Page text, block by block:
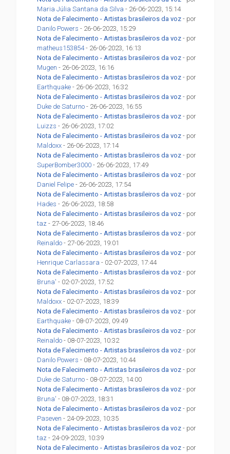
Maria Júlia Santana da Silva - 26-06-2023, 15:14
Nota de Falecimento - Artistas brasileiros da voz - por
Danilo Powers - 26-06-2023, 15:29
Nota de Falecimento - Artistas brasileiros da voz - por
matheus153854- 26-06-2023, 16:13
Nota de Falecimento - Artistas brasileiros da voz - por
Mugen - 26-06-2023, 16:16
Nota de Falecimento - Artistas brasileiros da voz - por
Earthquake - 26-06-2023, 16:32
Nota de Falecimento - Artistas brasileiros da voz - por
Duke de Saturno - 26-06-2023, 16:55
Nota de Falecimento - Artistas brasileiros da voz - por
Luizzs - 26-06-2023, 17:02
Nota de Falecimento - Artistas brasileiros da voz - por
Maldoxx - 26-06-2023, 17:14
Nota de Falecimento - Artistas brasileiros da voz - por
SuperBomber3000 - 26-06-2023, 17:49
Nota de Falecimento - Artistas brasileiros da voz - por
Daniel Felipe - 26-06-2023, 17:54
Nota de Falecimento - Artistas brasileiros da voz - por
Hades - 26-06-2023, 18:58
Nota de Falecimento - Artistas brasileiros da voz - por
taz - 27-06-2023, 18:46
Nota de Falecimento - Artistas brasileiros da voz - por
Reinaldo - 27-06-2023, 19:01
Nota de Falecimento - Artistas brasileiros da voz - por
Henrique Carlassara - 02-07-2023, 17:44
Nota de Falecimento - Artistas brasileiros da voz - por
Bruna' - 02-07-2023, 17:52
Nota de Falecimento - Artistas brasileiros da voz - por
Maldoxx - 02-07-2023, 18:39
Nota de Falecimento - Artistas brasileiros da voz - por
Earthquake - 08-07-2023, 09:49
Nota de Falecimento - Artistas brasileiros da voz - por
Reinaldo - 08-07-2023, 10:32
Nota de Falecimento - Artistas brasileiros da voz - por
Danilo Powers - 08-07-2023, 10:44
Nota de Falecimento - Artistas brasileiros da voz - por
Duke de Saturno - 08-07-2023, 14:00
Nota de Falecimento - Artistas brasileiros da voz - por
Bruna' - 08-07-2023, 18:31
Nota de Falecimento - Artistas brasileiros da voz - por
Paseven - 24-09-2023, 10:35
Nota de Falecimento - Artistas brasileiros da voz - por
taz - 24-09-2023, 10:39
Nota de Falecimento - Artistas brasileiros da voz - por